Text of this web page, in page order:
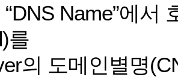
Name”에서
를
의 도메인별명